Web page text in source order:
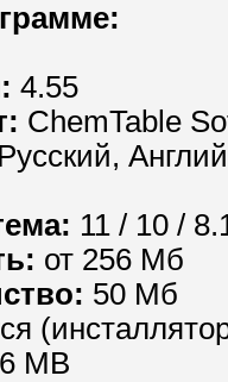
4.55
ChemTable
Русский,
11 / 10 /
от 256 Мб
50 Мб
MB